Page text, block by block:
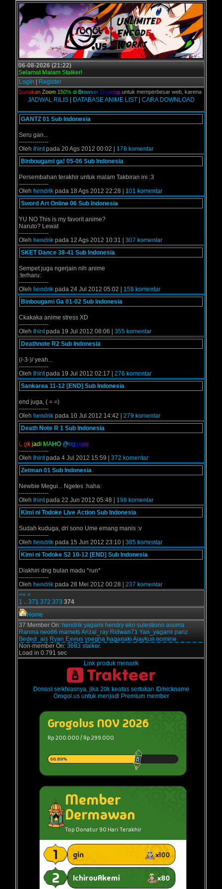
06-08-2026 (21:22)
Selamat Malam Stalker!
Login
Register
unakan Zo om 15 0% di Br owser Desktopuntuk memperbesar web, karena aslinya
JADWAL RILIS| DATABASE ANIME LIST| CARA DOWNLOAD
GANTZ 01 Sub Indonesia
Seru gan...
---------------
Oleh
Ihintpada 20 Ags 2012 00:02 | 178 komentar
Binbougami ga! 05-06 Sub Indonesia
Persembahan terakhir untuk malam Takbiran ini :3
---------------
Oleh hendrik pada 18 Ags 2012 22:28 | 101 komentar
Sword Art Online 06 Sub Indonesia
YU NO This is my favorit anime?
Naruto? Lewat
---------------
Oleh hendrik pada 12 Ags 2012 10:31 | 307 komentar
SKET Dance 38-41 Sub Indonesia
Sempet juga ngerjain nih anime
:terharu:
---------------
Oleh hendrik pada 24 Jul 2012 05:02 | 158 komentar
Binbougami Ga 01-02 Sub Indonesia
Ckakaka anime stress XD
---------------
Oleh
Ihintpada 19 Jul 2012 08:06 | 355 komentar
Deathnote R2 Sub Indonesia
(/-3-)/ yeah...
---------------
Oleh
Ihintpada 19 Jul 2012 02:17 | 276 komentar
Sankarea 11-12 [END] Sub Indonesia
end juga, ( = =)
---------------
Oleh hendrik pada 10 Jul 2012 14:42 | 279 komentar
Death Note R 1 Sub Indonesia
L gk jadi MAHO @ngguyu
---------------
Oleh
Ihintpada 4 Jul 2012 15:59 | 372 komentar
Zetman 01 Sub Indonesia
Newbie Megui... Ngetes :haha:
---------------
Oleh
Ihintpada 22 Jun 2012 05:48 | 198 komentar
Kimi ni Todoke Live Action Sub Indonesia
Sudah kuduga, dri sono Ume emang manis :v
---------------
Oleh hendrik pada 15 Jun 2012 23:10 | 385 komentar
Kimi ni Todoke S2 10-12 [END] Sub Indonesia
Diakhiri dng bulan madu *run*
---------------
Oleh hendrik pada 28 Mei 2012 00:28 | 237 komentar
<< <
1 .. 371 372 373 374
Home
37 Member On: hendrik yagami hendry eko sulestiono asuma
Ranma neo86 mametsArizal_ray Ridwan71 Yan_yagami pariz
Beded_ais Ryan Exvius yoegha haganaki Ajaykun nomine
Non-member On: 3683 stalker.
Load in 0.791 sec
Link produk menarik
Donasi seikhlasnya, jika 20k keatas sertakan ID/nickname
Grogol.us untuk menjadi Premium member